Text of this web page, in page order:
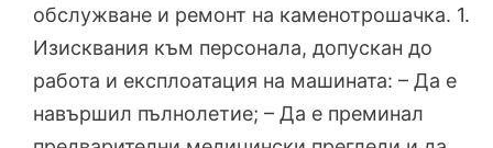
обслужване и ремонт на каменотрошачка. 1.
Изисквания към персонала, допускан до
работа и експлоатация на машината: – Да е
навършил пълнолетие; – Да е преминал